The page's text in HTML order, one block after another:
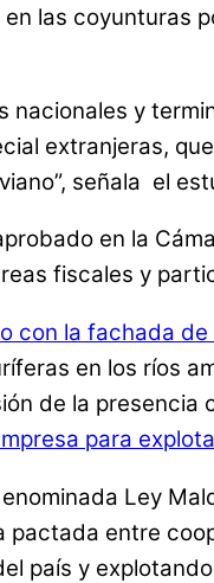
las coyunturas
y
extranjeras,
señala el
en la
fiscales y
con la fachada
en los ríos
de la
para
Ley
entre
país y explotando